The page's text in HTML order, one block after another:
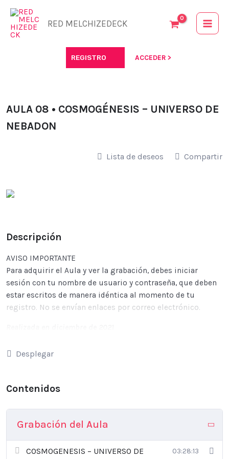
contenido
RED MELCHIZEDECK
REGISTRO ACCEDER >
AULA 08 • COSMOGÉNESIS – UNIVERSO DE
NEBADON
Lista de deseos Compartir
Descripción
AVISO IMPORTANTE
Para adquirir el Aula y ver la grabación, debes iniciar
sesión con tu nombre de usuario y contraseña, que deben
estar escritos de manera idéntica al momento de tu
registro. No se envían enlaces por correo electrónico.
Veremos la estructura/software 12 + 1 desde el universo de
Entenderemos cómo y por qué se arma en la mente del
clooster copiandolo.
En la fuente del omniverso está el Padre Absoluto, una
pensamiento, siendo este el primero en crear el software.
Desplegar
Grabación del Aula
COSMOGENESIS – UNIVERSO DE
03:28:13